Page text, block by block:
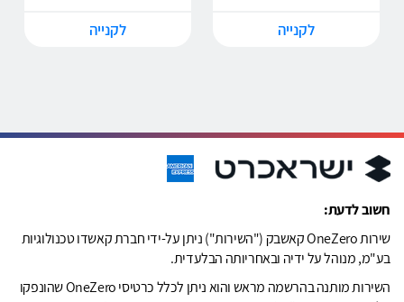
לקנייה לקנייה
חשוב לדעת:
שירות OneZero קאשבק ("השירות") ניתן על-ידי חברת קאשדו טכנולוגיות
בע"מ, מנוהל על ידיה ובאחריותה הבלעדית.
השירות מותנה בהרשמה מראש והוא ניתן לכלל כרטיסי OneZero שהונפקו